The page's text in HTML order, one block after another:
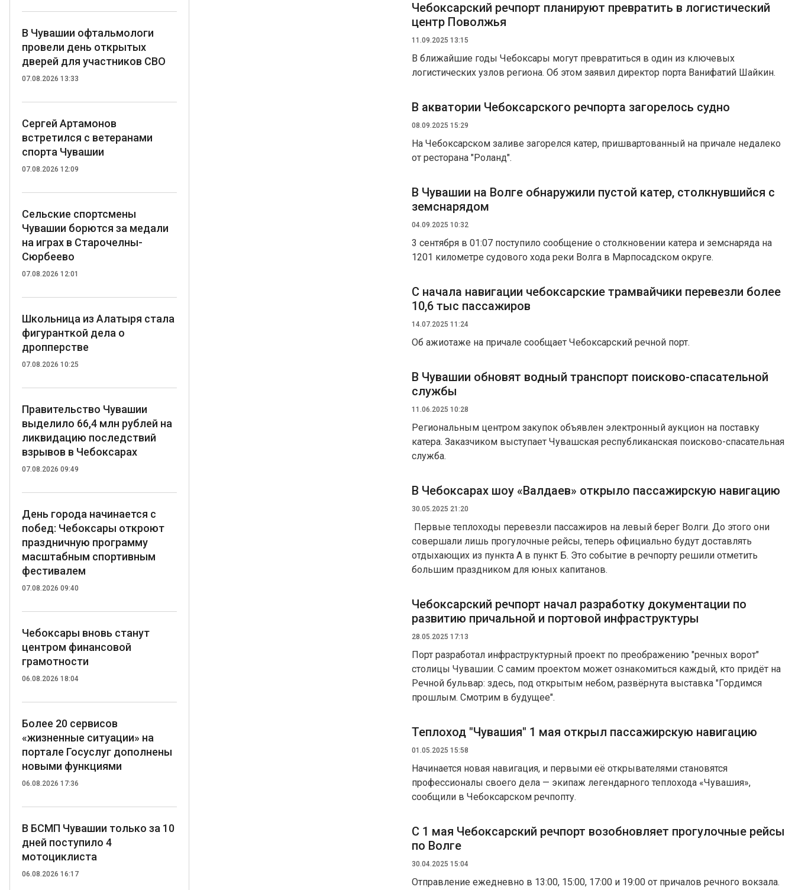
В Чувашии офтальмологи
провели день открытых
дверей для участников СВО
07.08.2026 13:33
Сергей Артамонов
встретился с ветеранами
спорта Чувашии
07.08.2026 12:09
Сельские спортсмены
Чувашии борются за медали
на играх в Старочелны-
Сюрбеево
07.08.2026 12:01
Школьница из Алатыря стала
фигуранткой дела о
дропперстве
07.08.2026 10:25
Правительство Чувашии
выделило 66,4 млн рублей на
ликвидацию последствий
взрывов в Чебоксарах
07.08.2026 09:49
День города начинается с
побед: Чебоксары откроют
праздничную программу
масштабным спортивным
фестивалем
07.08.2026 09:40
Чебоксары вновь станут
центром финансовой
грамотности
06.08.2026 18:04
Более 20 сервисов
«жизненные ситуации» на
портале Госуслуг дополнены
новыми функциями
06.08.2026 17:36
В БСМП Чувашии только за 10
дней поступило 4
мотоциклиста
06.08.2026 16:17
Чебоксарский речпорт планируют превратить в логистический
центр Поволжья
11.09.2025 13:15
В ближайшие годы Чебоксары могут превратиться в один из ключевых
логистических узлов региона. Об этом заявил директор порта Ванифатий Шайкин.
В акватории Чебоксарского речпорта загорелось судно
08.09.2025 15:29
На Чебоксарском заливе загорелся катер, пришвартованный на причале недалеко
от ресторана "Роланд".
В Чувашии на Волге обнаружили пустой катер, столкнувшийся с
земснарядом
04.09.2025 10:32
3 сентября в 01:07 поступило сообщение о столкновении катера и земснаряда на
1201 километре судового хода реки Волга в Марпосадском округе.
С начала навигации чебоксарские трамвайчики перевезли более
10,6 тыс пассажиров
14.07.2025 11:24
Об ажиотаже на причале сообщает Чебоксарский речной порт.
В Чувашии обновят водный транспорт поисково-спасательной
службы
11.06.2025 10:28
Региональным центром закупок объявлен электронный аукцион на поставку
катера. Заказчиком выступает Чувашская республиканская поисково-спасательная
служба.
В Чебоксарах шоу «Валдаев» открыло пассажирскую навигацию
30.05.2025 21:20
Первые теплоходы перевезли пассажиров на левый берег Волги. До этого они
совершали лишь прогулочные рейсы, теперь официально будут доставлять
отдыхающих из пункта А в пункт Б. Это событие в речпорту решили отметить
большим праздником для юных капитанов.
Чебоксарский речпорт начал разработку документации по
развитию причальной и портовой инфраструктуры
28.05.2025 17:13
Порт разработал инфраструктурный проект по преображению "речных ворот"
столицы Чувашии. С самим проектом может ознакомиться каждый, кто придёт на
Речной бульвар: здесь, под открытым небом, развёрнута выставка "Гордимся
прошлым. Смотрим в будущее".
Теплоход "Чувашия" 1 мая открыл пассажирскую навигацию
01.05.2025 15:58
Начинается новая навигация, и первыми её открывателями становятся
профессионалы своего дела — экипаж легендарного теплохода «Чувашия»,
сообщили в Чебоксарском речпопту.
С 1 мая Чебоксарский речпорт возобновляет прогулочные рейсы
по Волге
30.04.2025 15:04
Отправление ежедневно в 13:00, 15:00, 17:00 и 19:00 от причалов речного вокзала.